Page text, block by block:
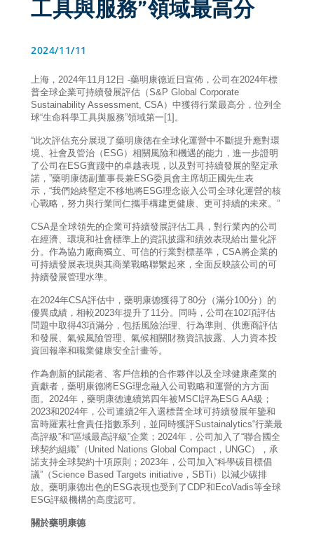
工具與服務”領域最高分
2024/11/11
上海，2024年11月12日 -藥明康德近日宣佈，公司在2024年標
普全球企業可持續發展評估（S&P Global Corporate
Sustainability Assessment, CSA）中獲得行業最高分，位列全
球“生命科學工具與服務”領域第一[1]。
“此次評估充分展現了藥明康德在全球化運營中不斷提升應對環
境、社會及管治（ESG）相關風險和機遇的能力，進一步證明
了公司在ESG實踐中的卓越表現，以及對可持續發展的堅定承
諾，”藥明康德副董事長兼ESG委員會主席胡正國先生表
示，“我們始終堅定不移地將ESG理念嵌入公司全球化運營的核
心戰略，努力與行業同仁攜手構建更健康、更可持續的未來。”
CSA是全球領先的企業可持續發展評估工具，對行業內的公司
在經濟、環境和社會標準上的資訊披露和績效表現給出量化評
分。作為協力廠商獨立、可信的行業對標基準，CSA將企業的
可持續發展表現與其商業戰略聯繫起來，全面反映該公司的可
持續發展管理水準。
在2024年CSA評估中，藥明康德獲得了80分（滿分100分）的
優異成績，相較2023年提升了11分。同時，公司在102項評估
問題中取得43項滿分，包括風險治理、行為準則、供應商評估
和發展、氣候風險管理、氣候相關財務資訊披露、人力資本投
資回報率和職業健康安全計畫等。
作為創新的賦能者、客戶信賴的合作夥伴以及全球健康產業的
貢獻者，藥明康德將ESG理念融入公司戰略和運營的方方面
面。2024年，藥明康德連續第四年被MSCI評為ESG AA級；
2023和2024年，公司連續2年入選標普全球可持續發展年鑒和
富時羅素社會責任指數系列，並同時獲評Sustainalytics“行業最
高評級”和“區域最高評級”企業；2024年，公司加入了“聯合國全
球契約組織”（United Nations Global Compact，UNGC），承
諾支持全球契約十項原則；2023年，公司加入“科學碳目標倡
議”（Science Based Targets initiative，SBTi）以減少碳排
放。藥明康德出色的ESG表現也受到了CDP和EcoVadis等全球
ESG評級機構的高度認可。
關於藥明康德